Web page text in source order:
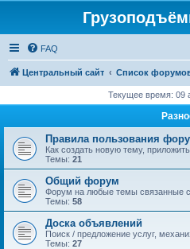
FAQ
Центральный сайт Список
Текущее время: 09
Правила пользования
Как создать новую тему,
Темы: 21
Общий форум
Форум на любые темы связанные с
Темы: 58
Доска объявлений
Поиск / предложение услуг,
Темы: 27